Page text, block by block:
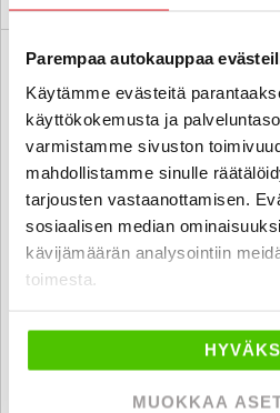
Parempaa autokauppaa
Käytämme evästeitä
käyttökokemusta ja
varmistamme sivuston
mahdollistamme sinulle
tarjousten vastaanottamisen.
sosiaalisen median
kävijämäärän analysointiin
toimesta.
MUOKKAA
6 kk korotonta ja kulutonta